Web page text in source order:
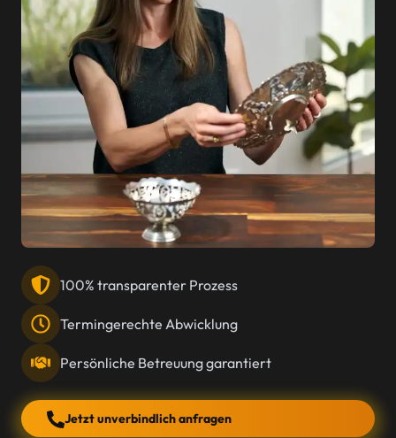
100% transparenter Prozess
Termingerechte Abwicklung
Persönliche Betreuung garantiert
Jetzt unverbindlich anfragen